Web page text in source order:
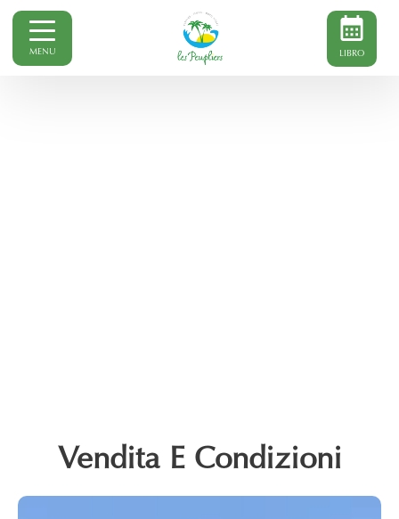
LIBRO
MENU
Vendita E Condizioni